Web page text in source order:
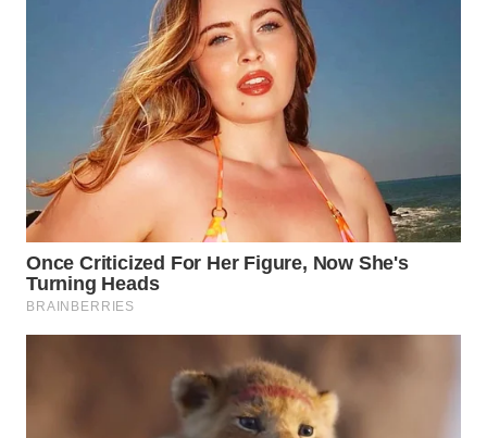
INFRASTRUKTUR
KONSUMEN
WAHANA
LISTRIK
TRAVEL
WAHANA
TV